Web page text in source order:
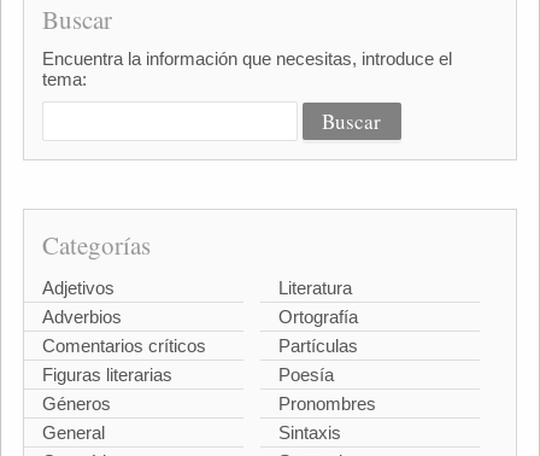
Buscar
Encuentra la información que necesitas, introduce el
tema:
Categorías
Adjetivos
Adverbios
Comentarios críticos
Figuras literarias
Géneros
General
Literatura
Ortografía
Partículas
Poesía
Pronombres
Sintaxis